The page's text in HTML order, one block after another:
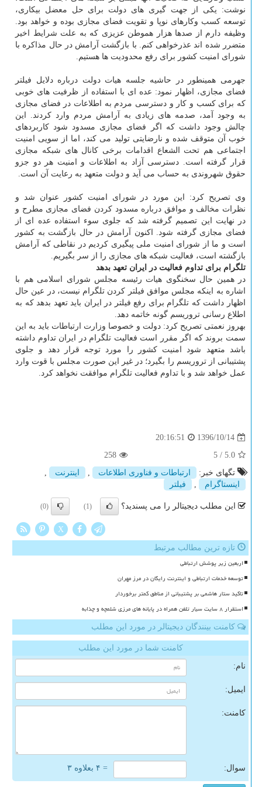
نوشت: یكی از جهت گیری های دولت برای حل معضل بیكاری،
توسعه كسب وكارهای نوپا و تقویت فضای مجازی بوده و خواهد بود.
وظیفه دارم از صدها هزار هموطن عزیزی كه به علت شرایط اخیر
متضرر شده اند عذرخواهی كنم. با بازگشت آرامش در حال مذاكره با
شورای امنیت كشور برای رفع محدودیت ها هستیم.
جهرمی همینطور در حاشیه جلسه هیات دولت درباره دلایل فیلتر
فضای مجازی، اظهار نمود: عده ای با استفاده از ظرفیت های خوبی
كه برای كسب و كار و دسترسی مردم به اطلاعات در فضای مجازی
به وجود آمد، صدمه های زیادی به آرامش مردم وارد كردند. این
چالش وجود داشت كه اگر فضای مجازی مسدود شود كاربردهای
خوب آن متوقف شده و نارضایتی تولید می كند، اما از سویی امنیت
اجتماعی هم تحت الشعاع اقدامات برخی كانال های شبكه مجازی
قرار گرفته است. دسترسی آزاد به اطلاعات و امنیت هر دو جزو
حقوق شهروندی به حساب می آید و دولت متعهد به رعایت آن است.
وی تصریح كرد: این مورد در شورای امنیت كشور عنوان شد و
نظرات مخالف و موافق درباره مسدود كردن فضای مجازی مطرح و
در نهایت این تصمیم گرفته شد كه جلوی سوء استفاده عده ای از
فضای مجازی گرفته شود. اكنون آرامش در حال بازگشت به كشور
است و ما از شورای امنیت ملی پیگیری كردیم در نقاطی كه آرامش
بازگشته است، فعالیت شبكه های مجازی را از سر بگیریم.
تلگرام برای تداوم فعالیت در ایران تعهد بدهد
در همین حال سخنگوی هیات رئیسه مجلس شورای اسلامی هم با
اشاره به اینكه مجلس موافق فیلتر كردن تلگرام نیست، در عین حال
اظهار داشت كه تلگرام برای رفع فیلتر در ایران باید تعهد بدهد كه به
اطلاع رسانی تروریسم گونه خاتمه دهد.
بهروز نعمتی تصریح كرد: دولت و خصوصا وزارت ارتباطات باید به این
سمت بروند كه اگر مقرر است فعالیت تلگرام در ایران تداوم داشته
باشد متعهد شود امنیت كشور را مورد توجه قرار دهد و جلوی
پشتیبانی از تروریسم را بگیرد؛ در غیر این صورت مجلس با قوت وارد
عمل خواهد شد و با تداوم فعالیت تلگرام موافقت نخواهد كرد.
1396/10/14
20:16:51
5.0
/
5
258
تگهای خبر:
ارتباطات و فناوری اطلاعات , اینترنت
,
اینستاگرام
, فیلتر
این مطلب دیجیتالر را می پسندید؟ (1)
(0)
X
تازه ترین مطالب مرتبط
اربعین زیر پوشش ارتباطی
توسعه خدمات ارتباطی و اینترنت رایگان در مرز مهران
تاکید ستار هاشمی بر پشتیبانی از مناطق کمتر برخوردار
استقرار ۸ سایت سیار تلفن همراه در پایانه های مرزی شلمچه و چذابه
کامنت بینندگان دیجیتالر در مورد این مطلب
کامنت شما در مورد این مطلب
نام:
ایمیل:
کامنت:
سوال: = ۴ بعلاوه ۳